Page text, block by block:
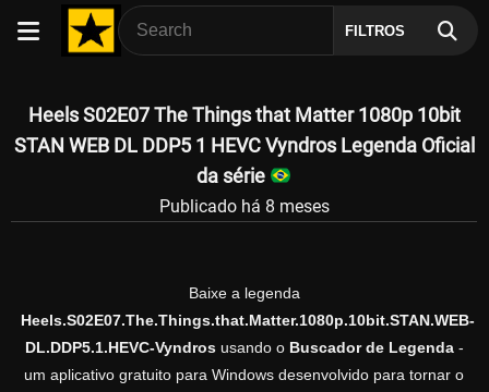
FILTROS
Heels S02E07 The Things that Matter 1080p 10bit
STAN WEB DL DDP5 1 HEVC Vyndros Legenda Oficial
da série
Publicado há 8 meses
Baixe a legenda
Heels.S02E07.The.Things.that.Matter.1080p.10bit.STAN.WEB-
DL.DDP5.1.HEVC-Vyndrosusando o Buscador de Legenda-
um aplicativo gratuito para Windows desenvolvido para tornar o